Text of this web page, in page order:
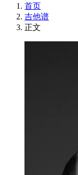
首页
吉他谱
正文